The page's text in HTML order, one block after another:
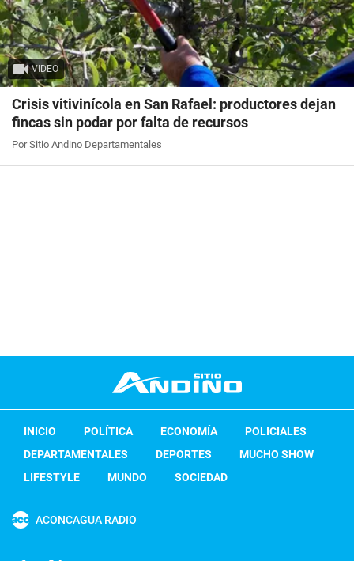
VIDEO
Crisis vitivinícola en San Rafael: productores dejan
fincas sin podar por falta de recursos
Por Sitio Andino Departamentales
INICIO POLÍTICA ECONOMÍA
POLICIALES
DEPARTAMENTALES
DEPORTES
MUCHO SHOW
LIFESTYLE
MUNDO SOCIEDAD
ACONCAGUA RADIO